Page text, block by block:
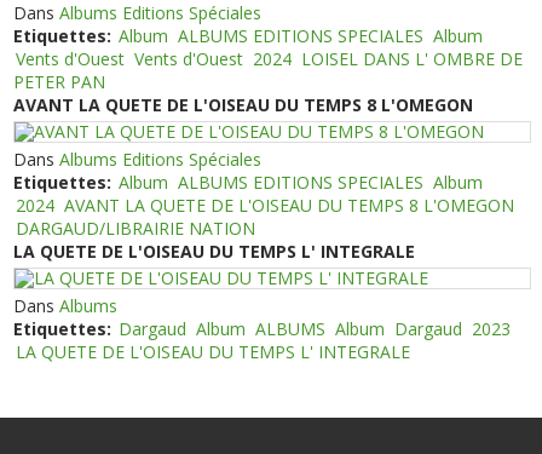
DansAlbums Editions Spéciales
Etiquettes: Album ALBUMS EDITIONS SPECIALES Album
Vents d'Ouest Vents d'Ouest 2024 LOISEL DANS L' OMBRE DE
PETER PAN
AVANT LA QUETE DE L'OISEAU DU TEMPS 8 L'OMEGON
DansAlbums Editions Spéciales
Etiquettes: Album ALBUMS EDITIONS SPECIALES Album
2024 AVANT LA QUETE DE L'OISEAU DU TEMPS 8 L'OMEGON
DARGAUD/LIBRAIRIE NATION
LA QUETE DE L'OISEAU DU TEMPS L' INTEGRALE
DansAlbums
Etiquettes: Dargaud Album ALBUMS Album Dargaud 2023
LA QUETE DE L'OISEAU DU TEMPS L' INTEGRALE